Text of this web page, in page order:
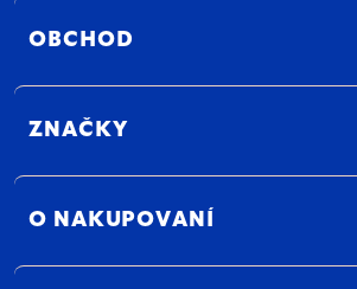
OBCHOD
ZNAČKY
O NAKUPOVANÍ